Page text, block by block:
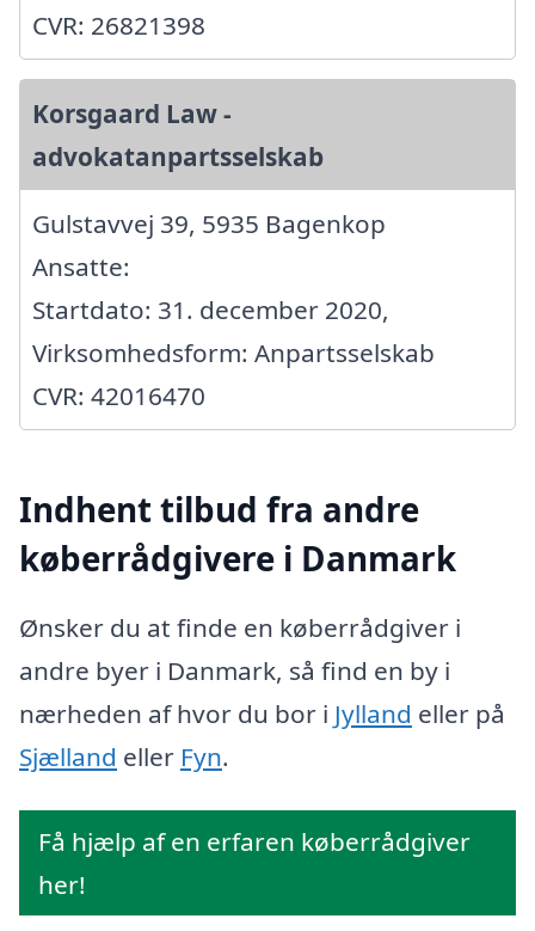
CVR: 26821398
Korsgaard Law -
advokatanpartsselskab
Gulstavvej 39, 5935 Bagenkop
Ansatte:
Startdato: 31. december 2020,
Virksomhedsform: Anpartsselskab
CVR: 42016470
Indhent tilbud fra andre
køberrådgivere i Danmark
Ønsker du at finde en køberrådgiver i
andre byer i Danmark, så find en by i
nærheden af hvor du bor i Jylland eller på
Sjælland eller Fyn.
Få hjælp af en erfaren køberrådgiver
her!